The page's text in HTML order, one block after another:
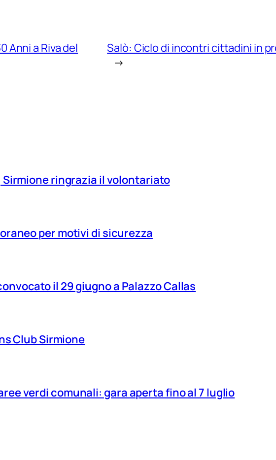
Anni a Riva del
Salò: Ciclo di incontri cittadini in
→
ringrazia il volontariato
per motivi di sicurezza
il 29 giugno a Palazzo Callas
Club Sirmione
verdi comunali: gara aperta fino al 7 luglio